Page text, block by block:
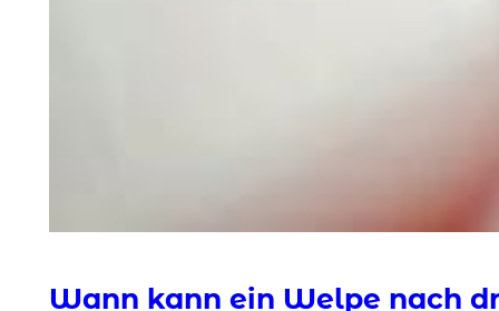
Wann kann ein Welpe nach